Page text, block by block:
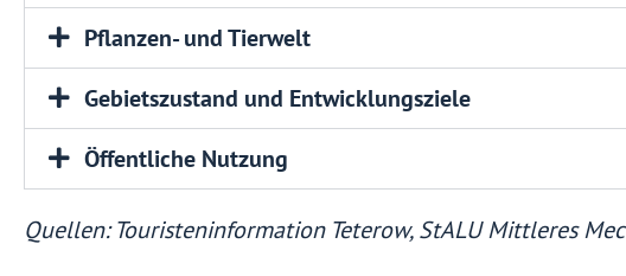
Pflanzen- und Tierwelt
Gebietszustand und Entwicklungsziele
Öffentliche Nutzung
Quellen: Touristeninformation Teterow, StALU Mittleres